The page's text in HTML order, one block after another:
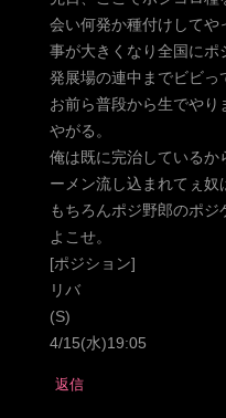
会い何発か種付けしてや
事が大きくなり全国にポ
発展場の連中までビビっ
お前ら普段から生でや
やがる。
俺は既に完治している
ーメン流し込まれてぇ奴
もちろんポジ野郎のポ
よこせ。
[ポジション]
リバ
(S)
4/15(水)19:05
返信